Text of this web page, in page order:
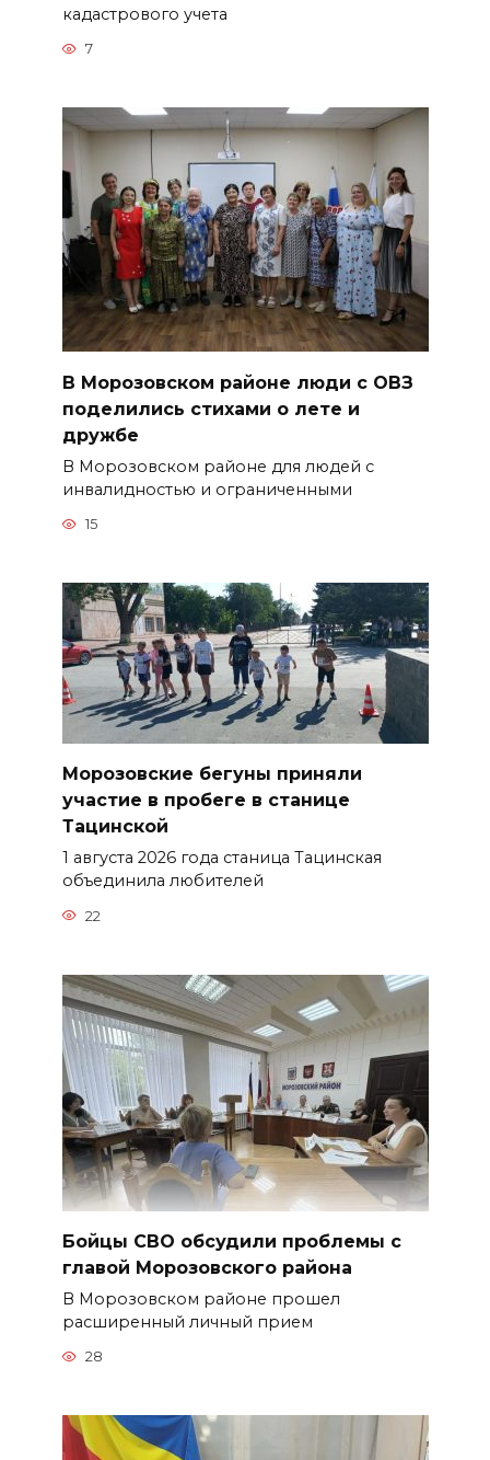
кадастрового учета
7
В Морозовском районе люди с ОВЗ
поделились стихами о лете и
дружбе
В Морозовском районе для людей с
инвалидностью и ограниченными
15
Морозовские бегуны приняли
участие в пробеге в станице
Тацинской
1 августа 2026 года станица Тацинская
объединила любителей
22
Бойцы СВО обсудили проблемы с
главой Морозовского района
В Морозовском районе прошел
расширенный личный прием
28